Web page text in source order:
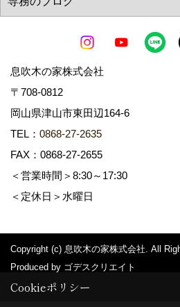
息吹木の家株式会社
〒708-0812
岡山県津山市東田辺164-6
TEL： 0868-27-2635
FAX：0868-27-2655
＜営業時間＞8:30～17:30
＜定休日＞水曜日
Copyright (c) 息吹木の家株式会社. All
Produced by ゴデスクリエイト
Cookieポリシー